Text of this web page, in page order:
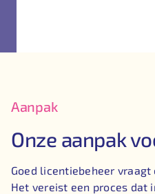
Aanpak
Onze aanpak
Goed licentiebeheer
Het vereist een proces